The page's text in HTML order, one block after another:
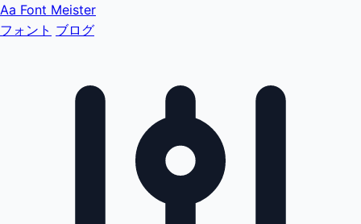
Aa Font Meister
フォント ブログ